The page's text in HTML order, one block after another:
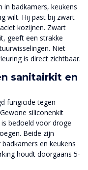
in badkamers, keukens
wilt. Hij past bij zwart
kozijnen. Zwart
geeft een strakke
Niet
is direct zichtbaar.
sanitairkit en
fungicide tegen
siliconenkit
bedoeld voor droge
Beide zijn
en keukens
houdt doorgaans 5-